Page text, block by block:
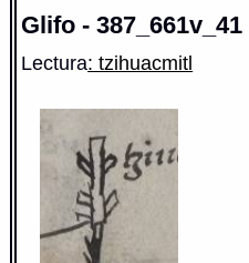
Glifo - 387_661v_41
Lectura: tzihuacmitl